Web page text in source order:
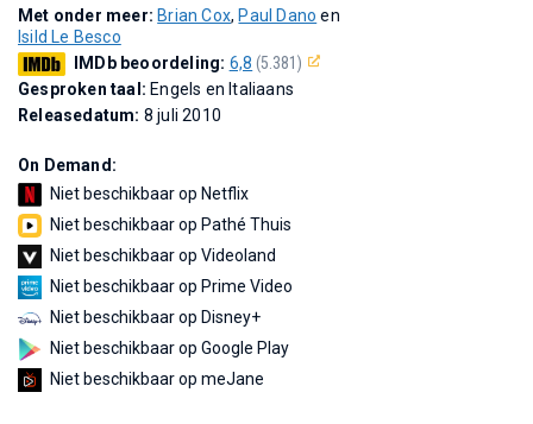
Met onder meer: Brian Cox, Paul Dano en
Isild Le Besco
IMDb beoordeling: 6,8 (5.381)
Gesproken taal: Engels en Italiaans
Releasedatum: 8 juli 2010
On Demand:
Niet beschikbaar op Netflix
Niet beschikbaar op Pathé Thuis
Niet beschikbaar op Videoland
Niet beschikbaar op Prime Video
Niet beschikbaar op Disney+
Niet beschikbaar op Google Play
Niet beschikbaar op meJane